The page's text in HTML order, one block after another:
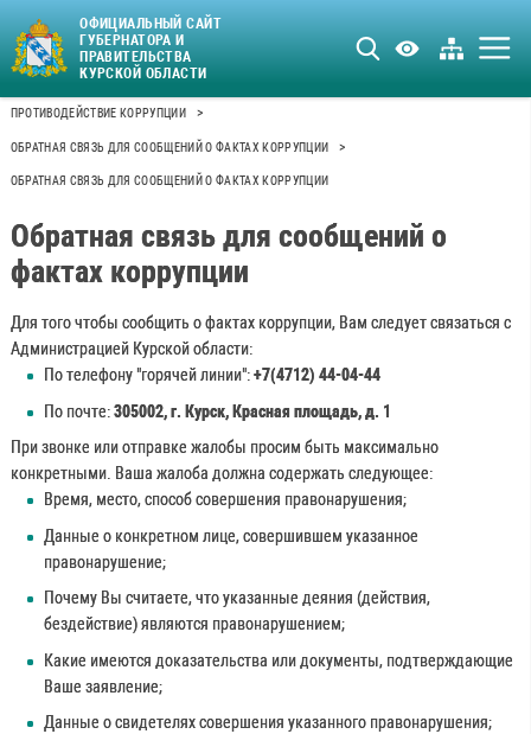
ОФИЦИАЛЬНЫЙ САЙТ
ГУБЕРНАТОРА И
ПРАВИТЕЛЬСТВА
КУРСКОЙ ОБЛАСТИ
ПРОТИВОДЕЙСТВИЕ КОРРУПЦИИ >
ОБРАТНАЯ СВЯЗЬ ДЛЯ СООБЩЕНИЙ О ФАКТАХ КОРРУПЦИИ >
ОБРАТНАЯ СВЯЗЬ ДЛЯ СООБЩЕНИЙ О ФАКТАХ КОРРУПЦИИ
Обратная связь для сообщений о
фактах коррупции
Для того чтобы сообщить о фактах коррупции, Вам следует связаться с
Администрацией Курской области:
По телефону "горячей линии":+7(4712) 44-04-44
По почте:305002, г. Курск, Красная площадь, д. 1
При звонке или отправке жалобы просим быть максимально
конкретными. Ваша жалоба должна содержать следующее:
Время, место, способ совершения правонарушения;
Данные о конкретном лице, совершившем указанное
правонарушение;
Почему Вы считаете, что указанные деяния (действия,
бездействие) являются правонарушением;
Какие имеются доказательства или документы, подтверждающие
Ваше заявление;
Данные о свидетелях совершения указанного правонарушения;